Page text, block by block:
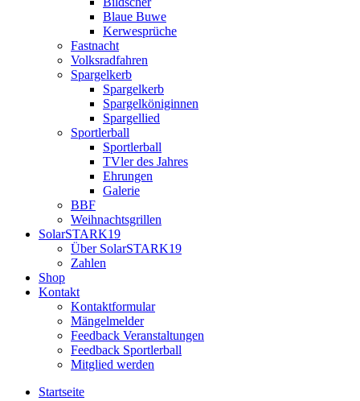
Blaue Buwe
Kerwesprüche
Fastnacht
Volksradfahren
Spargelkerb
Spargelkerb
Spargelköniginnen
Spargellied
Sportlerball
Sportlerball
TVler des Jahres
Ehrungen
Galerie
BBF
Weihnachtsgrillen
SolarSTARK19
Über SolarSTARK19
Zahlen
Shop
Kontakt
Kontaktformular
Mängelmelder
Feedback Veranstaltungen
Feedback Sportlerball
Mitglied werden
Startseite